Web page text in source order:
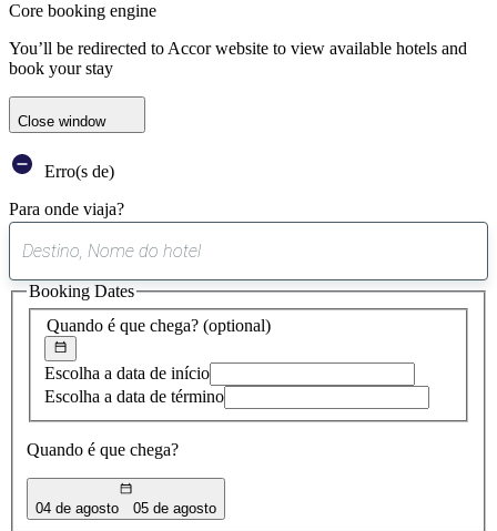
Core booking engine
You’ll be redirected to Accor website to view available hotels and
book your stay
Close window
Erro(s de)
Para onde viaja?
sugestão
encontrada
Quando é que chega? (optional)
Escolha a data de início
Escolha a data de término
Quando é que chega?
04 de agosto 05 de agosto
Booking Dates